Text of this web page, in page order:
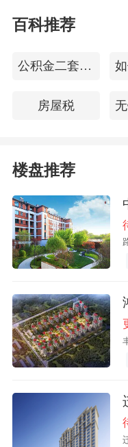
百科推荐
公积金二套房贷款
房屋税
楼盘推荐